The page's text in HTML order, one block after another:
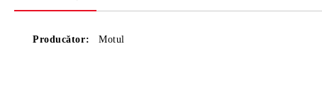
Producător: Motul